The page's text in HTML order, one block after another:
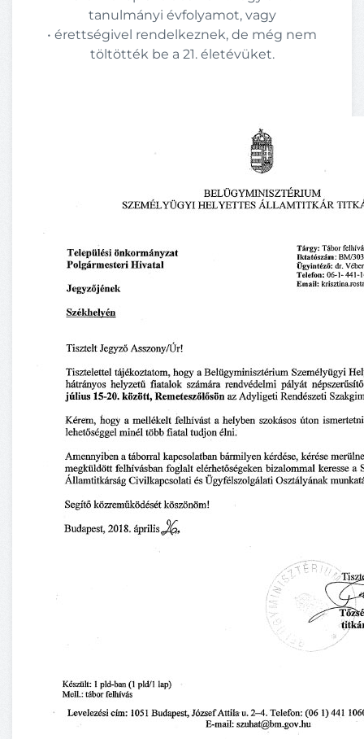
tanulmányi évfolyamot, vagy
• érettségivel rendelkeznek, de még nem
töltötték be a 21. életévüket.